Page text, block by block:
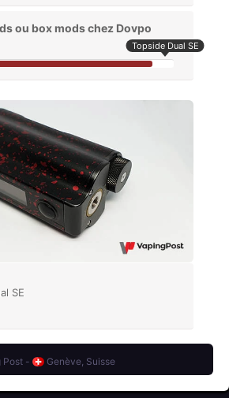
ou box mods chez Dovpo
Topside Dual SE
SE
Post - Genève, Suisse